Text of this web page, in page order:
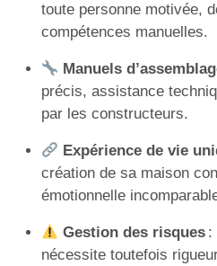
toute personne motivée,
compétences manuelles.
Manuels
précis, assistance
par les constructeurs.
Expérience de vie
création de sa maison
émotionnelle
Gestion des risques:
nécessite toutefois